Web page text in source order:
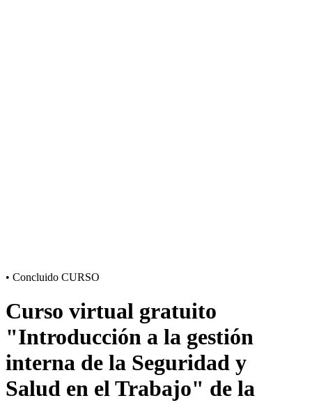
• Concluido CURSO
Curso virtual gratuito
"Introducción a la gestión
interna de la Seguridad y
Salud en el Trabajo" de la